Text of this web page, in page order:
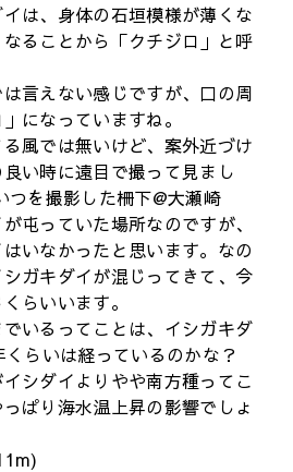
は、身体の石垣模様が薄くな
ることから「クチジロ」と呼
言えない感じですが、口の周
になっていますね。
風では無いけど、案外近づけ
い時に遠目で撮って見まし
つを撮影した柵下@大瀬崎
屯っていた場所なのですが、
いなかったと思います。なの
ガキダイが混じってきて、今
らいいます。
でいるってことは、イシガキダ
らいは経っているのかな？
シダイよりやや南方種ってこ
ぱり海水温上昇の影響でしょ